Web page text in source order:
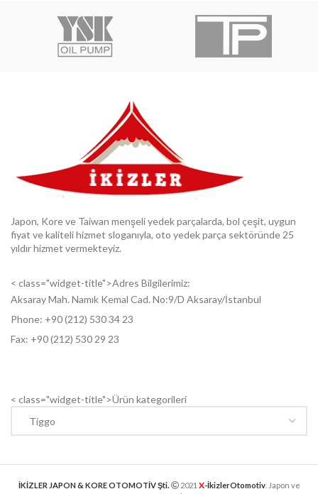
Japon, Kore ve Taiwan menşeli yedek parçalarda, bol çeşit, uygun
fiyat ve kaliteli hizmet sloganıyla, oto yedek parça sektöründe 25
yıldır hizmet vermekteyiz.
< class="widget-title">Adres Bilgilerimiz:
Aksaray Mah. Namık Kemal Cad. No:9/D Aksaray/İstanbul
Phone: +90 (212) 530 34 23
Fax: +90 (212) 530 29 23
< class="widget-title">Ürün kategorileri
İKİZLER JAPON & KORE OTOMOTİV Şti. 2021 X-İkizlerOtomotiv. Japon ve